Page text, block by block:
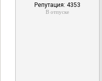
Репутация: 4353
В отпуске